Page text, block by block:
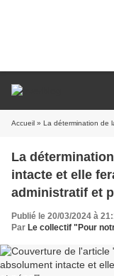
Accueil » La détermination de la FMND
La détermination de la FMND est absolument
intacte et elle
administratif et
Publié le 20/03/2024 à
Par Le collectif "Pour